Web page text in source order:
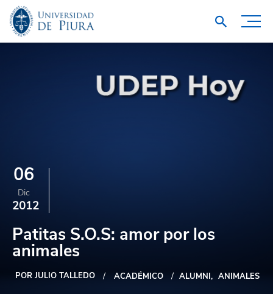
06
Dic
2012
Patitas S.O.S: amor por los
animales
POR JULIO TALLEDO ACADÉMICO ALUMNI ANIMALES